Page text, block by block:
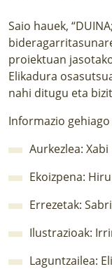
AZOKA
Saio hauek,
proiektuan
Elikadura
nahi ditugu eta
Informazio gehiago
Aurkezlea:
Ekoizpena:
Errezetak:
Ilustrazioak:
Laguntzailea: